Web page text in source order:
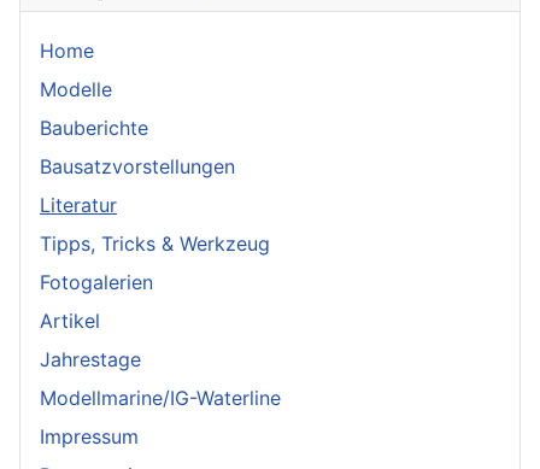
Home
Modelle
Bauberichte
Bausatzvorstellungen
Literatur
Tipps, Tricks & Werkzeug
Fotogalerien
Artikel
Jahrestage
Modellmarine/IG-Waterline
Impressum